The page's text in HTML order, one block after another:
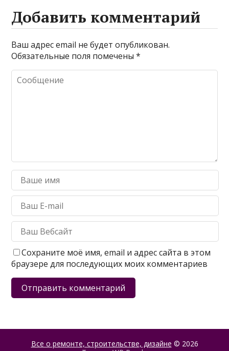
Добавить комментарий
Ваш адрес email не будет опубликован.
Обязательные поля помечены*
Сохраните моё имя, email и адрес сайта в этом
браузере для последующих моих комментариев
Все о ремонте, строительстве, дизайне © 2026